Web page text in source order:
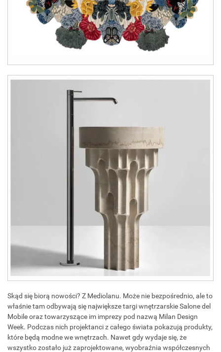
Skąd się biorą nowości? Z Mediolanu. Może nie bezpośrednio, ale to
właśnie tam odbywają się największe targi wnętrzarskie Salone del
Mobile oraz towarzyszące im imprezy pod nazwą Milan Design
Week. Podczas nich projektanci z całego świata pokazują produkty,
które będą modne we wnętrzach. Nawet gdy wydaje się, że
wszystko zostało już zaprojektowane, wyobraźnia współczesnych